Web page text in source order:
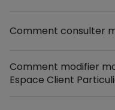
Comment consulter
Comment modifier
Espace Client